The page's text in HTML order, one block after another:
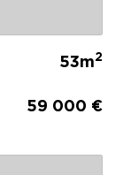
53m2
59 000 €